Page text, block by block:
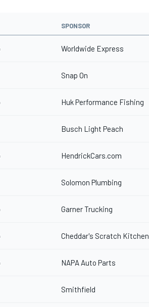
SPONSOR
Worldwide Express
Snap On
Huk Performance Fishing
Busch Light Peach
HendrickCars.com
Solomon Plumbing
Garner Trucking
Cheddar's Scratch Kitchen
NAPA Auto Parts
Smithfield